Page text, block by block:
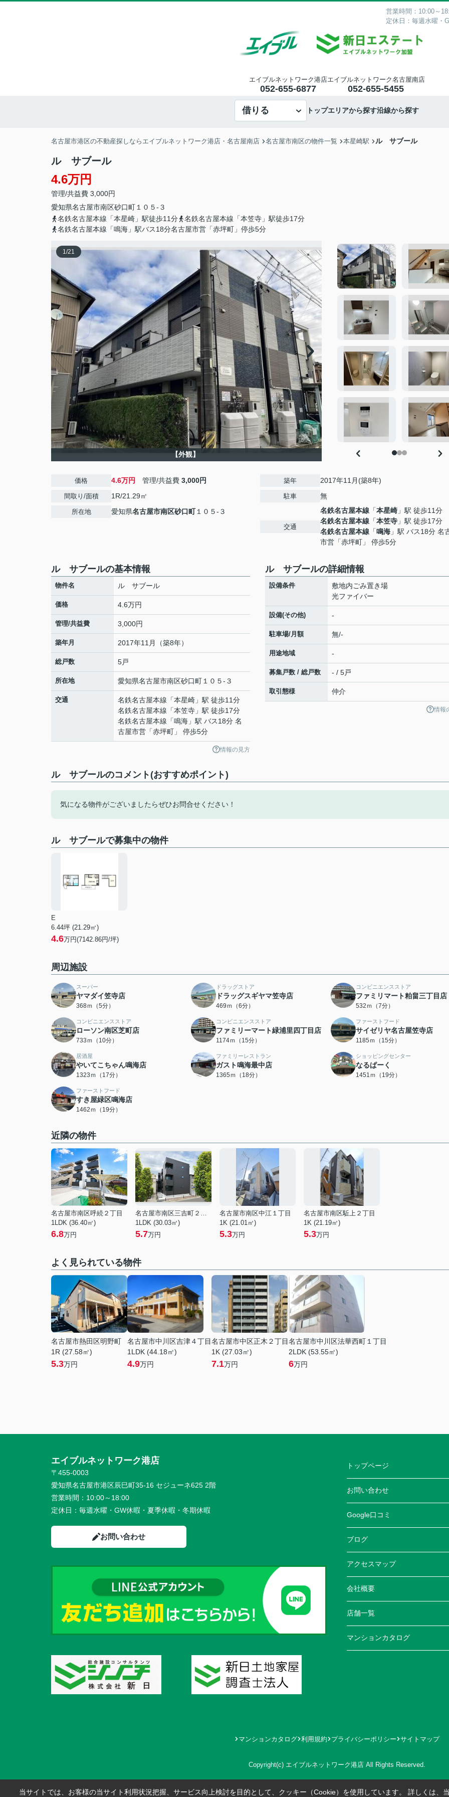
営業時間：10:00～
定休日：毎週水曜・
エイブルネットワーク港店
052-655-6877
エイブルネットワーク名古屋南店
052-655-5455
借りる トップエリアから探す沿線から探す
名古屋市港区の不動産探しならエイブルネットワーク港店・名古屋南店 名古屋市南区の物件一覧 本星崎駅 ル サブール
ル サブール
4.6万円
管理/共益費 3,000円
愛知県名古屋市南区砂口町 １０５-３
名鉄名古屋本線「本星崎」駅徒歩11分
名鉄名古屋本線「本笠寺」駅徒歩17分
名鉄名古屋本線「鳴海」駅バス18分名古屋市営「赤坪町」停歩5分
1/21
【外観】
価格 4.6万円 管理/共益費 3,000円
間取り/面積 1R/21.29㎡
所在地 愛知県名古屋市南区砂口町１０５-３
築年 2017年11月(築8年)
駐車 無
交通
名鉄名古屋本線 「本星崎 」駅 徒歩11分
名鉄名古屋本線 「本笠寺 」駅 徒歩17分
名鉄名古屋本線 「鳴海 」駅 バス18分 名
市営「赤坪町」 停歩5分
ル サブールの基本情報
物件名 ル サブール
価格 4.6万円
管理/共益費 3,000円
築年月 2017年11月（築8年）
総戸数 5戸
所在地 愛知県名古屋市南区砂口町 １０５-３
交通 名鉄名古屋本線 「本星崎 」駅 徒歩11分
名鉄名古屋本線 「本笠寺 」駅 徒歩17分
名鉄名古屋本線 「鳴海 」駅 バス18分 名
古屋市営「赤坪町」 停歩5分
情報の見方
ル サブールの詳細情報
設備条件
敷地内ごみ置き場
光ファイバー
設備(その他) -
駐車場/月額 無/-
用途地域 -
募集戸数 / 総戸数 - / 5戸
取引態様 仲介
情報
ル サブールのコメント(おすすめポイント)
気になる物件がございましたらぜひお問合せください！
ル サブールで募集中の物件
E
6.44坪 (21.29㎡)
4.6万円(7142.86円/坪)
周辺施設
スーパー
ヤマダイ笠寺店
368ｍ（5分）
ドラッグストア
ドラッグスギヤマ笠寺店
469ｍ（6分）
コンビニエンスストア
ファミリマート粕畠三丁目店
532ｍ（7分）
コンビニエンスストア
ローソン南区芝町店
733ｍ（10分）
コンビニエンスストア
ファミリーマート緑浦里四丁目店
1174ｍ（15分）
ファーストフード
サイゼリヤ名古屋笠寺店
1185ｍ（15分）
居酒屋
やいてこちゃん鳴海店
1323ｍ（17分）
ファミリーレストラン
ガスト鳴海最中店
1365ｍ（18分）
ショッピングセンター
なるぱーく
1451ｍ（19分）
ファーストフード
すき屋緑区鳴海店
1462ｍ（19分）
近隣の物件
名古屋市南区呼続２丁目
1LDK (36.40㎡)
6.8万円
名古屋市南区三吉町２丁目
1LDK (30.03㎡)
5.7万円
名古屋市南区中江１丁目
1K (21.01㎡)
5.3万円
名古屋市南区駈上２丁目
1K (21.19㎡)
5.3万円
よく見られている物件
名古屋市熱田区明野町
1R (27.58㎡)
5.3万円
名古屋市中川区吉津４丁目
1LDK (44.18㎡)
4.9万円
名古屋市中区正木２丁目
1K (27.03㎡)
7.1万円
名古屋市中川区法華西町１丁目
2LDK (53.55㎡)
6万円
エイブルネットワーク港店
〒455-0003
愛知県名古屋市港区辰巳町35-16 セジューネ625 2階
営業時間： 10:00～18:00
定休日： 毎週水曜・GW休暇・夏季休暇・冬期休暇
お問い合わせ
トップページ
お問い合わせ
Google口コミ
ブログ
アクセスマップ
会社概要
店舗一覧
マンションカタログ
マンションカタログ 利用規約 プライバシーポリシー サイトマップ
Copyright(c) エイブルネットワーク港店 All Rights Reserved.
当サイトでは、お客様の当サイト利用状況把握、サービス向上検討を目的として、クッキー（Cookie）を使用しています。 詳しくは、